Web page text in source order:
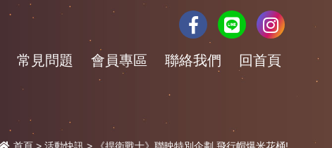
常見問題 會員專區 聯絡我們 回首頁
首頁 > 活動快訊 > 《捍衛戰士》聯映特別企劃 飛行帽爆米花桶!